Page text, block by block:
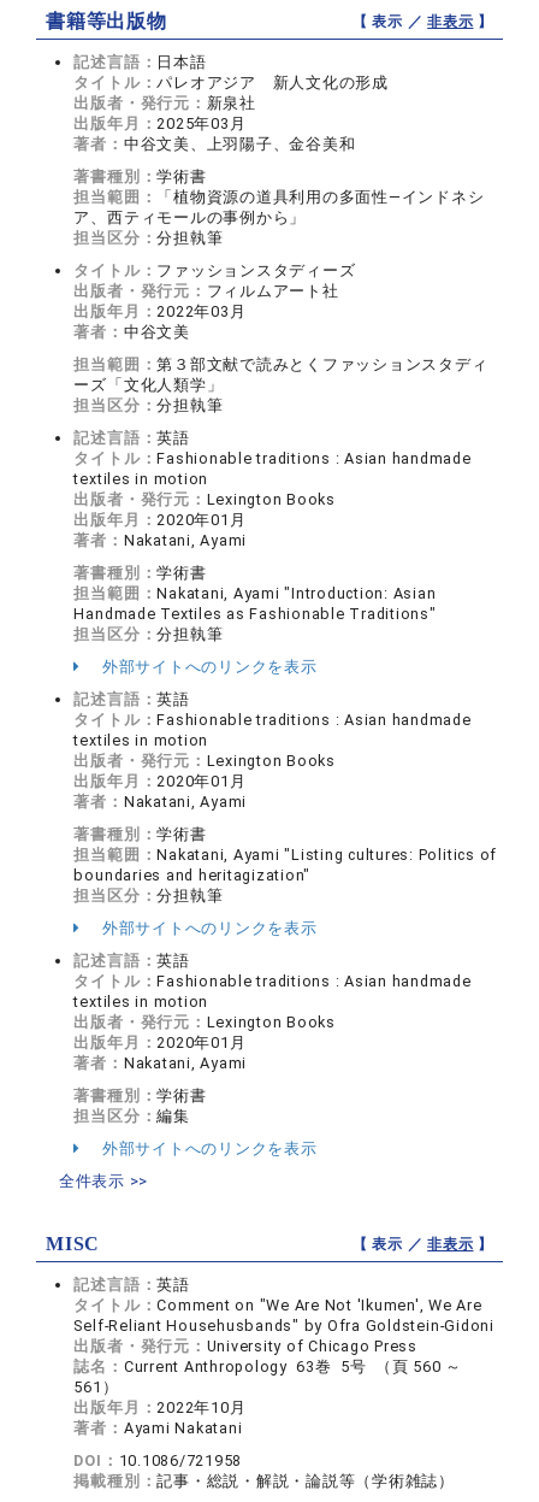
書籍等出版物 【 表示 ／非表示 】
記述言語： 日本語
タイトル：パレオアジア 新人文化の形成
出版者・発行元： 新泉社
出版年月： 2025年03月
著者： 中谷文美、上羽陽子、金谷美和
著書種別：学術書
担当範囲：
「植物資源の道具利用の多面性—インドネシ
ア、西ティモールの事例から」
担当区分：分担執筆
タイトル： ファッションスタディーズ
出版者・発行元： フィルムアート社
出版年月： 2022年03月
著者： 中谷文美
担当範囲：第３部文献で読みとくファッションスタディ
ーズ「文化人類学」
担当区分：分担執筆
記述言語：英語
タイトル：Fashionable traditions : Asian handmade
textiles in motion
出版者・発行元： Lexington Books
出版年月： 2020年01月
著者： Nakatani, Ayami
著書種別：学術書
担当範囲：Nakatani, Ayami "Introduction: Asian
Handmade Textiles as Fashionable Traditions"
担当区分：分担執筆
外部サイトへのリンクを表示
記述言語：英語
タイトル：Fashionable traditions : Asian handmade
textiles in motion
出版者・発行元： Lexington Books
出版年月： 2020年01月
著者： Nakatani, Ayami
著書種別：学術書
担当範囲：Nakatani, Ayami "Listing cultures: Politics of
boundaries and heritagization"
担当区分：分担執筆
外部サイトへのリンクを表示
記述言語：英語
タイトル：Fashionable traditions : Asian handmade
textiles in motion
出版者・発行元： Lexington Books
出版年月： 2020年01月
著者： Nakatani, Ayami
著書種別：学術書
担当区分：編集
外部サイトへのリンクを表示
全件表示 >>
MISC 【 表示 ／非表示 】
記述言語：英語
タイトル：Comment on "We Are Not 'Ikumen', We Are
Self-Reliant Househusbands" by Ofra Goldstein-Gidoni
出版者・発行元： University of Chicago Press
誌名： Current Anthropology 63巻 5号 （頁 560 ～
561）
出版年月： 2022年10月
著者： Ayami Nakatani
DOI： 10.1086/721958
掲載種別：記事・総説・解説・論説等（学術雑誌）